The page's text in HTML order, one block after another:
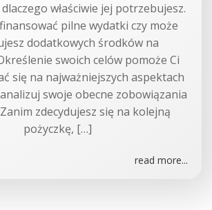
właściwie jej potrzebujesz.
pilne wydatki czy może
dodatkowych środków na
swoich celów pomoże Ci
się na najważniejszych aspektach
swoje obecne zobowiązania
zdecydujesz się na kolejną
pożyczkę, […]
read more...